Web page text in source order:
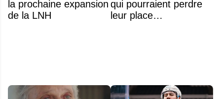
la prochaine expansion
de la LNH
qui pourraient perdre
leur place